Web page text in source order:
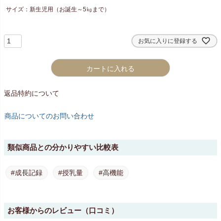
サイズ：新生児用（お誕生～5㎏まで）
お気に入りに登録する
カートに入れる
返品特約について
商品についてのお問い合わせ
類似商品との分かりやすい比較表
#成長記録 #授乳量 #高機能
お客様からのレビュー（口コミ）